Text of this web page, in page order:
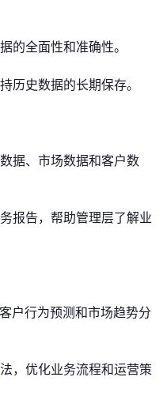
的全面性和准确性。
历史数据的长期保存。
据、市场数据和客户数
报告，帮助管理层了解业
户行为预测和市场趋势分
，优化业务流程和运营策